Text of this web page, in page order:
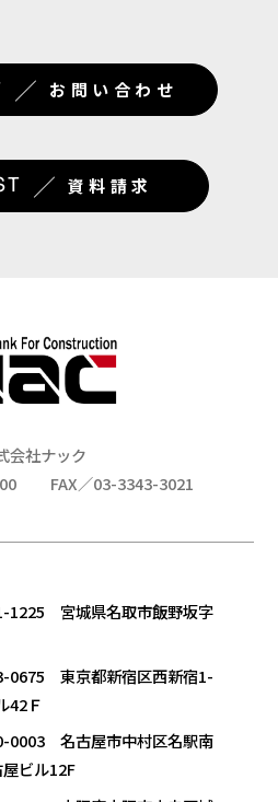
／ お問い合わせ
／ 資料請求
会社ナック
FAX／03-3343-3021
宮城県名取市飯野坂字
東京都新宿区西新宿1-
42Ｆ
0003 名古屋市中村区名駅南
ビル12F